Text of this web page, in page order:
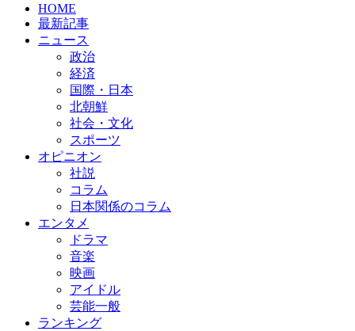
HOME
最新記事
ニュース
政治
経済
国際・日本
北朝鮮
社会・文化
スポーツ
オピニオン
社説
コラム
日本関係のコラム
エンタメ
ドラマ
音楽
映画
アイドル
芸能一般
ランキング